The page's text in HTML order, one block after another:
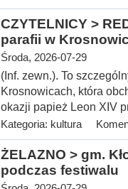
CZYTELNICY >
parafii w
Środa, 2026-07-29
(Inf. zewn.). To
Krosnowicach, która
okazji papież Leon XIV
Kategoria: kultura
ŻELAZNO > gm.
podczas festiwalu